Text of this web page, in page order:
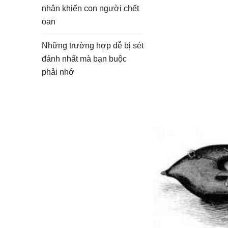
nhân khiến con người chết
oan
Những trường hợp dễ bị sét
đánh nhất mà bạn buộc
phải nhớ